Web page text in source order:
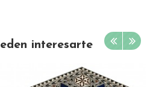
interesarte